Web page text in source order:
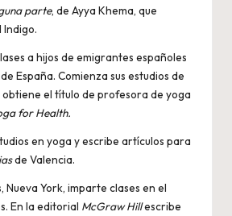
parte, de Ayya Khema, que
a hijos de emigrantes españoles
España. Comienza sus estudios de
el título de profesora de yoga
for Health.
en yoga y escribe artículos para
de Valencia.
Nueva York, imparte clases en el
En la editorial McGraw Hillescribe